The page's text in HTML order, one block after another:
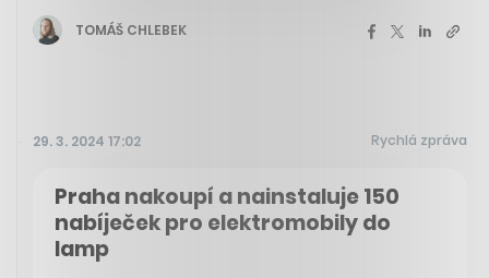
TOMÁŠ CHLEBEK
29. 3. 2024 17:02 Rychlá zpráva
Praha nakoupí a nainstaluje 150
nabíječek pro elektromobily do
lamp